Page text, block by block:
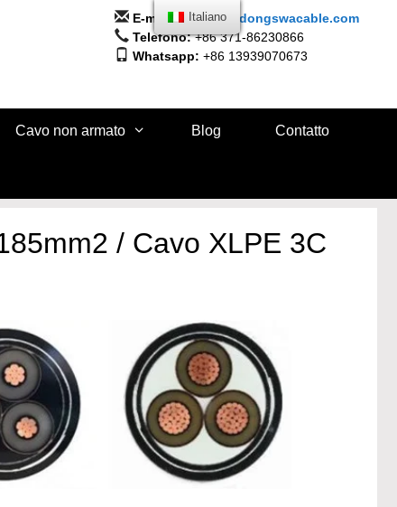
E-mail: info@huadongswacable.com
Telefono:+86 371-86230866
Whatsapp: +86 13939070673
Cavo non armato Blog Contatto
/ Cavo XLPE 3C
Italiano